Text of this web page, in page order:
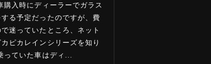
購入時にディーラーでガラス
る予定だったのですが、費
迷っていたところ、ネット
ピカレインシリーズを知り
っていた車はディ...